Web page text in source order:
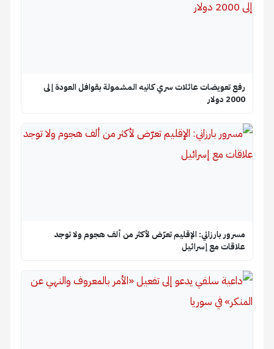
تعويضات عائلات سري كانيه المشمولة بقوافل العودة إلى
بارزاني: الإقليم تعرّض لأكثر من ألف هجوم ولا توجد
مع إسرائيل